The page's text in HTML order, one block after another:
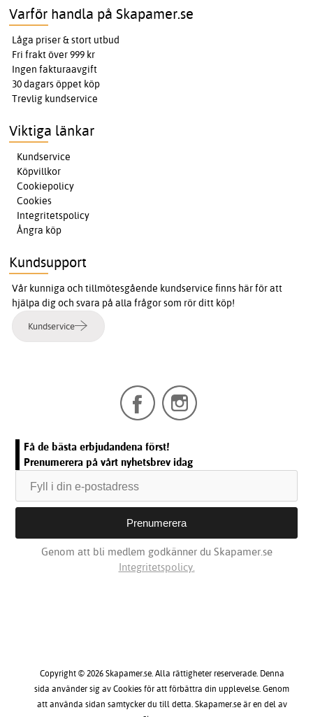
Varför handla på Skapamer.se
Låga priser & stort utbud
Fri frakt över 999 kr
Ingen fakturaavgift
30 dagars öppet köp
Trevlig kundservice
Viktiga länkar
Kundservice
Köpvillkor
Cookiepolicy
Cookies
Integritetspolicy
Ångra köp
Kundsupport
Vår kunniga och tillmötesgående kundservice finns här för att
hjälpa dig och svara på alla frågor som rör ditt köp!
Kundservice
Få de bästa erbjudandena först!
Prenumerera på vårt nyhetsbrev idag
Genom att bli medlem godkänner du Skapamer.se
Integritetspolicy.
Copyright © 2026 Skapamer.se. Alla rättigheter reserverade. Denna
sida använder sig av Cookies för att förbättra din upplevelse. Genom
att använda sidan samtycker du till detta. Skapamer.se är en del av